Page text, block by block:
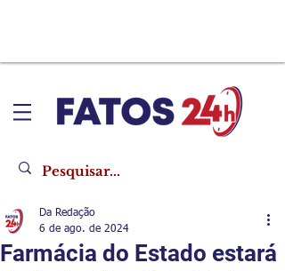
Farmácia do Estado estará
Da Redação
6 de ago. de 2024